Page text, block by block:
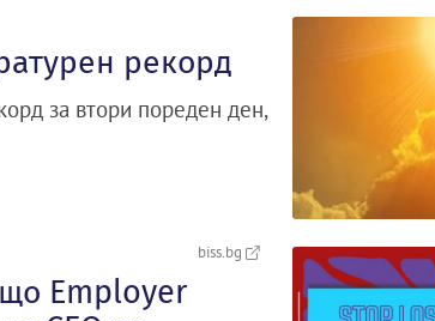
рекорд
за втори пореден ден,
biss.bg
Employer